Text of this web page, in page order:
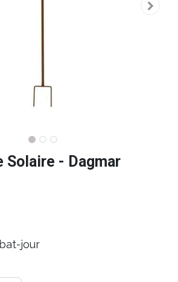
Solaire - Dagmar
jour